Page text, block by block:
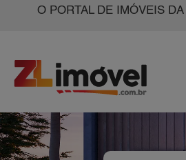
O PORTAL DE IMÓVEIS DA